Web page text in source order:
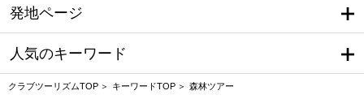
発地ページ
人気のキーワード
クラブツーリズムTOP キーワードTOP 森林ツアー